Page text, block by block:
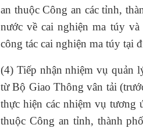
an thuộc Công an các tỉnh,
nước về cai nghiện ma túy
công tác cai nghiện ma túy tại
(4) Tiếp nhận nhiệm vụ quản
từ Bộ Giao Thông vân tải
thực hiện các nhiệm vụ tương
thuộc Công an tỉnh, thành